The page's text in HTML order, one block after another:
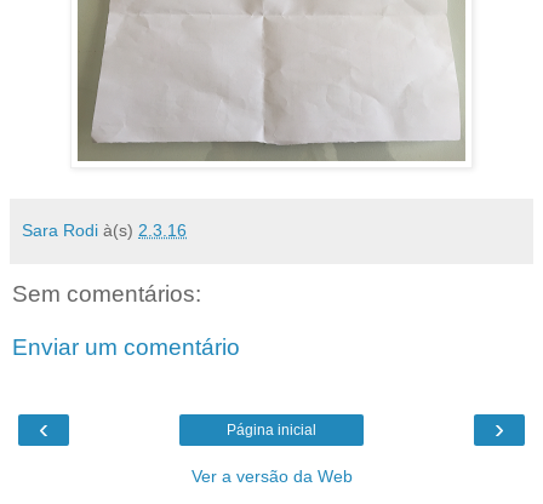
Sara Rodi à(s) 2.3.16
Sem comentários:
Enviar um comentário
‹ ›
Página inicial
Ver a versão da Web